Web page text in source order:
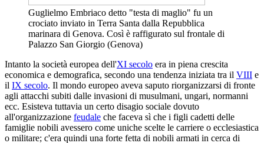
Guglielmo Embriaco detto "testa di maglio" fu un
crociato inviato in Terra Santa dalla Repubblica
marinara di Genova. Così è raffigurato sul frontale di
Palazzo San Giorgio (Genova)
Intanto la società europea dell'XI secolo era in piena crescita
economica e demografica, secondo una tendenza iniziata tra il VIII e
il IX secolo. Il mondo europeo aveva saputo riorganizzarsi di fronte
agli attacchi subiti dalle invasioni di musulmani, ungari, normanni
ecc. Esisteva tuttavia un certo disagio sociale dovuto
all'organizzazione feudale che faceva sì che i figli cadetti delle
famiglie nobili avessero come uniche scelte le carriere o ecclesiastica
o militare; c'era quindi una forte fetta di nobili armati in cerca di